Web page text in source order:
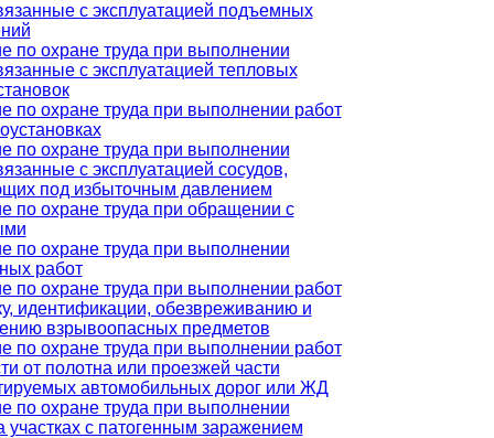
с эксплуатацией подъемных
по охране труда при выполнении
с эксплуатацией тепловых
по охране труда при выполнении работ
по охране труда при выполнении
с эксплуатацией сосудов,
под избыточным давлением
по охране труда при обращении с
по охране труда при выполнении
работ
по охране труда при выполнении работ
идентификации, обезвреживанию и
взрывоопасных предметов
по охране труда при выполнении работ
от полотна или проезжей части
автомобильных дорог или ЖД
по охране труда при выполнении
участках с патогенным заражением